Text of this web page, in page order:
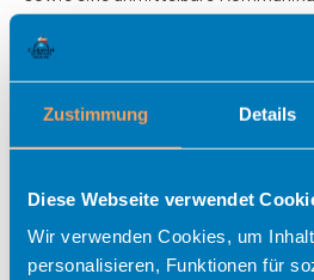
Zustimmung Details
Diese Webseite verwendet
Wir verwenden Cookies, um
personalisieren, Funktionen für
sogenannten elektronischen Post
Sofern eine betroffene Person per
Kontaktformular den Kontakt mit
Verantwortlichen aufnimmt,
automatisch gespeichert. Solche
einer betroffenen Person an den für
Verantwortlichen übermittelten